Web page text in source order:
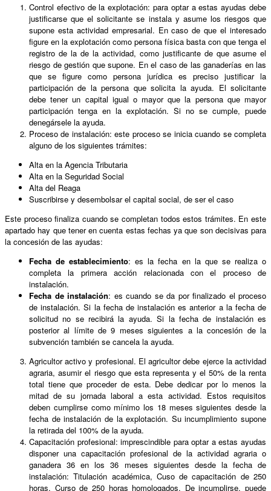
Control efectivo de la explotación: para optar a estas ayudas debe
justificarse que el solicitante se instala y asume los riesgos que
supone esta actividad empresarial. En caso de que el interesado
figure en la explotación como persona física basta con que tenga el
registro de la de la actividad, como justificante de que asume el
riesgo de gestión que supone. En el caso de las ganaderías en las
que se figure como persona jurídica es preciso justificar la
participación de la persona que solicita la ayuda. El solicitante
debe tener un capital igual o mayor que la persona que mayor
participación tenga en la explotación. Si no se cumple, puede
denegársele la ayuda.
Proceso de instalación: este proceso se inicia cuando se completa
alguno de los siguientes trámites:
Alta en la Agencia Tributaria
Alta en la Seguridad Social
Alta del Reaga
Suscribirse y desembolsar el capital social, de ser el caso
Este proceso finaliza cuando se completan todos estos trámites. En este
apartado hay que tener en cuenta estas fechas ya que son decisivas para
la concesión de las ayudas:
Fecha de establecimiento: es la fecha en la que se realiza o
completa la primera acción relacionada con el proceso de
instalación.
Fecha de instalación: es cuando se da por finalizado el proceso
de instalación. Si la fecha de instalación es anterior a la fecha de
solicitud no se recibirá la ayuda. Si la fecha de instalación es
posterior al límite de 9 meses siguientes a la concesión de la
subvención también se cancela la ayuda.
Agricultor activo y profesional. El agricultor debe ejerce la actividad
agraria, asumir el riesgo que esta representa y el 50% de la renta
total tiene que proceder de esta. Debe dedicar por lo menos la
mitad de su jornada laboral a esta actividad. Estos requisitos
deben cumplirse como mínimo los 18 meses siguientes desde la
fecha de instalación de la explotación. Su incumplimiento supone
la retirada del 100% de la ayuda.
Capacitación profesional: imprescindible para optar a estas ayudas
disponer una capacitación profesional de la actividad agraria o
ganadera 36 en los 36 meses siguientes desde la fecha de
instalación: Titulación académica, Cuso de capacitación de 250
horas, Curso de 250 horas homologados. De incumplirse, puede